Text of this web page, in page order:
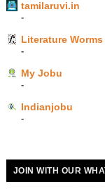
tamilaruvi.in
-
Literature Worms
-
My Jobu
-
Indianjobu
-
JOIN WITH OUR